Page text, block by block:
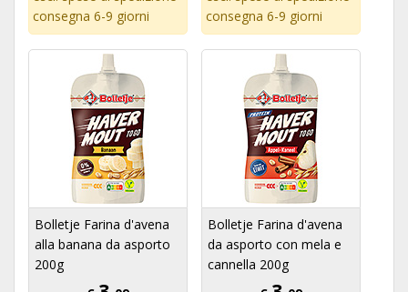
consegna 6-9 giorni
consegna 6-9 giorni
Bolletje Farina d'avena
alla banana da asporto
200g
Bolletje Farina d'avena
da asporto con mela e
cannella 200g